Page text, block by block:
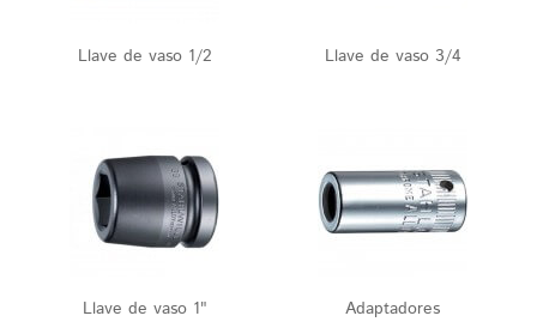
Llave de vaso 1/2 Llave de vaso 3/4
Llave de vaso 1" Adaptadores